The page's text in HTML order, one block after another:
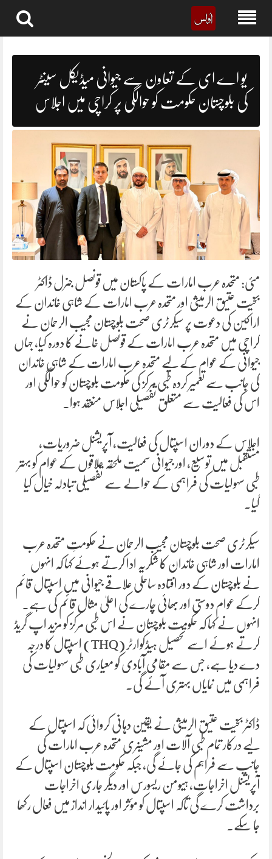
یو اے ای کے تعاون سے جیوانی میڈیکل سینٹر
کی بلوچستان حکومت کو حوالگی پر کراچی میں اجلاس
مئی: متحدہ عرب امارات کے پاکستان میں قونصل جنرل ڈاکٹر
بخیت عتیق الرمیثی اور متحدہ عرب امارات کے شاہی خاندان کے
اراکین کی دعوت پر سیکرٹری صحت بلوچستان مجیب الرحمان نے
کراچی میں متحدہ عرب امارات کے قونصل خانے کا دورہ کیا، جہاں
جیوانی کے عوام کے لیے متحدہ عرب امارات کے شاہی خاندان
کی جانب سے تعمیر کردہ طبی مرکز کی حکومت بلوچستان کو حوالگی اور
اس کی فعالیت سے متعلق تفصیلی اجلاس منعقد ہوا۔
اجلاس کے دوران اسپتال کی فعالیت، آپریشنل ضروریات،
مستقبل میں توسیع، اور جیوانی سمیت ملحقہ علاقوں کے عوام کو بہتر
طبی سہولیات کی فراہمی کے حوالے سے تفصیلی تبادلہ خیال کیا
گیا۔
سیکرٹری صحت بلوچستان مجیب الرحمان نے حکومتِ متحدہ عرب
امارات اور شاہی خاندان کا شکریہ ادا کرتے ہوئے کہا کہ انہوں
نے بلوچستان کے دور افتادہ ساحلی علاقے جیوانی میں اسپتال قائم
کرکے عوام دوستی اور بھائی چارے کی اعلیٰ مثال قائم کی ہے۔
انہوں نے کہا کہ حکومت بلوچستان نے اس طبی مرکز کو مزید اپ گریڈ
کرتے ہوئے اسے تحصیل ہیڈکوارٹر (THQ) اسپتال کا درجہ
دے دیا ہے، جس سے مقامی آبادی کو معیاری طبی سہولیات کی
فراہمی میں نمایاں بہتری آئے گی۔
ڈاکٹر بخیت عتیق الرمیثی نے یقین دہانی کروائی کہ اسپتال کے
لیے درکار تمام طبی آلات اور مشینری متحدہ عرب امارات کی
جانب سے فراہم کی جائے گی، جبکہ حکومت بلوچستان اسپتال کے
آپریشنل اخراجات، ہیومن ریسورس اور دیگر جاری اخراجات
برداشت کرے گی تاکہ اسپتال کو مؤثر اور پائیدار انداز میں فعال رکھا
جا سکے۔